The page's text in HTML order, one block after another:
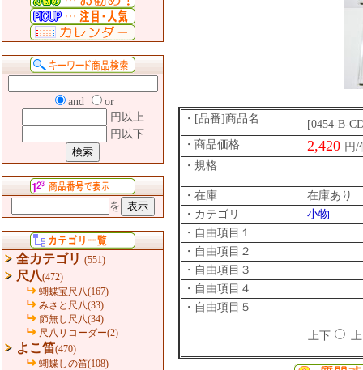
and
or
円以上
円以下
を
全カテゴリ (551)
尺八(472)
蝴蝶宝尺八(167)
みさと尺八(33)
節無し尺八(34)
尺八リコーダー(2)
よこ笛(470)
蝴蝶しの笛(108)
・[品番]商品名
[0454-B-
・商品価格
2,420 円
・規格
・在庫
在庫あり
・カテゴリ
小物
・自由項目１
・自由項目２
・自由項目３
・自由項目４
・自由項目５
上下 上